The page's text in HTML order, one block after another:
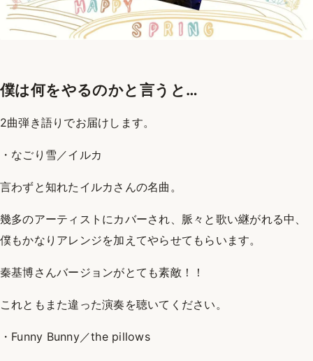
僕は何をやるのかと言うと…
2曲弾き語りでお届けします。
・なごり雪／イルカ
言わずと知れたイルカさんの名曲。
幾多のアーティストにカバーされ、脈々と歌い継がれる中、
僕もかなりアレンジを加えてやらせてもらいます。
秦基博さんバージョンがとても素敵！！
これともまた違った演奏を聴いてください。
・Funny Bunny／the pillows